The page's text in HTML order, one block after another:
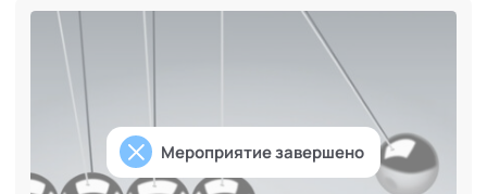
Мероприятие завершено